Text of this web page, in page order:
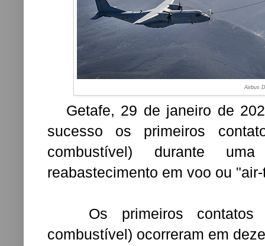
Airbus
Getafe, 29 de janeiro de
sucesso os primeiros
combustível) durante
reabastecimento em voo ou
Os primeiros contatos
combustível) ocorreram em